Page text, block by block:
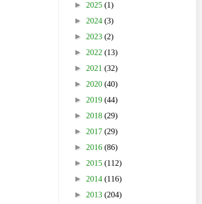
► 2025 (1)
► 2024 (3)
► 2023 (2)
► 2022 (13)
► 2021 (32)
► 2020 (40)
► 2019 (44)
► 2018 (29)
► 2017 (29)
► 2016 (86)
► 2015 (112)
► 2014 (116)
► 2013 (204)